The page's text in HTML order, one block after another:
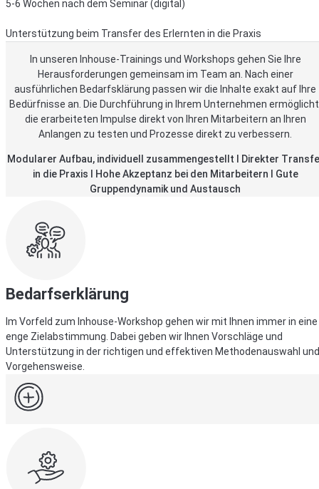
5-6 Wochen nach dem Seminar (digital)
Unterstützung beim Transfer des Erlernten in die Praxis
In unseren Inhouse-Trainings und Workshops gehen Sie Ihre
Herausforderungen gemeinsam im Team an. Nach einer
ausführlichen Bedarfsklärung passen wir die Inhalte exakt auf Ihre
Bedürfnisse an. Die Durchführung in Ihrem Unternehmen
die erarbeiteten Impulse direkt von Ihren Mitarbeitern an Ihren
Anlangen zu testen und Prozesse direkt zu verbessern.
Modularer Aufbau, individuell zusammengestellt I Direkter
in die Praxis I Hohe Akzeptanz bei den Mitarbeitern I Gute
Gruppendynamik und Austausch
Bedarfserklärung
Im Vorfeld zum Inhouse-Workshop gehen wir mit Ihnen immer in eine
enge Zielabstimmung. Dabei geben wir Ihnen Vorschläge und
Unterstützung in der richtigen und effektiven Methodenauswahl und
Vorgehensweise.